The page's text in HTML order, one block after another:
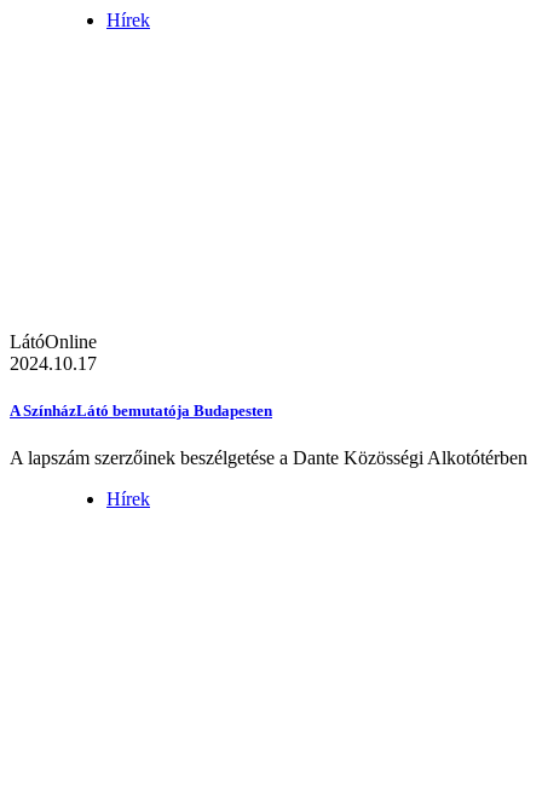
Hírek
LátóOnline
2024.10.17
A SzínházLátó bemutatója Budapesten
A lapszám szerzőinek beszélgetése a Dante Közösségi Alkotótérben
Hírek